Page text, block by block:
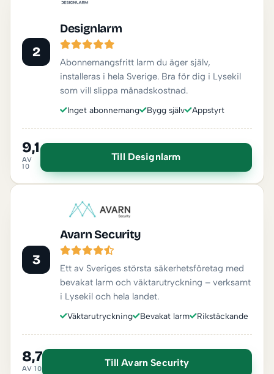
2
Designlarm
Abonnemangsfritt larm du äger själv,
installeras i hela Sverige. Bra för dig i Lysekil
som vill slippa månadskostnad.
Inget abonnemang Bygg själv Appstyrt
9,1
AV
10
Till Designlarm
3
Avarn Security
Ett av Sveriges största säkerhetsföretag med
bevakat larm och väktarutryckning – verksamt
i Lysekil och hela landet.
Väktarutryckning Bevakat larm Rikstäckande
8,7
AV 10
Till Avarn Security